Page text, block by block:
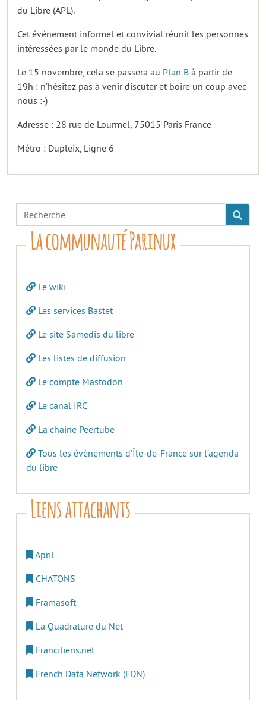
du Libre (APL).
Cet événement informel et convivial réunit les personnes
intéressées par le monde du Libre.
Le 15 novembre, cela se passera au Plan B à partir de
19h : n’hésitez pas à venir discuter et boire un coup avec
nous :-)
Adresse : 28 rue de Lourmel, 75015 Paris France
Métro : Dupleix, Ligne 6
La communauté Parinux
Le wiki
Les services Bastet
Le site Samedis du libre
Les listes de diffusion
Le compte Mastodon
Le canal IRC
La chaine Peertube
Tous les évènements d’Île-de-France sur l’agenda
du libre
Liens attachants
April
CHATONS
Framasoft
La Quadrature du Net
Franciliens.net
French Data Network (FDN)